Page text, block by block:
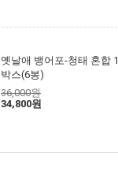
옛날애 뱅어포-청태 혼합 1
박스(6봉)
36,000원
34,800원